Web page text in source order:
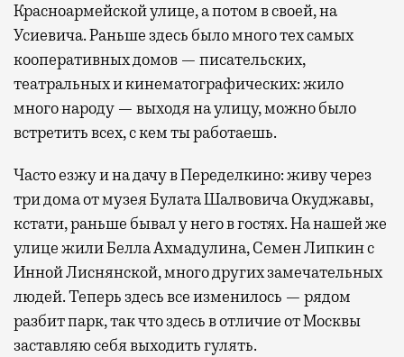
Красноармейской улице, а потом в своей, на
Усиевича. Раньше здесь было много тех самых
кооперативных домов — писательских,
театральных и кинематографических: жило
много народу — выходя на улицу, можно было
встретить всех, с кем ты работаешь.
Часто езжу и на дачу в Переделкино: живу через
три дома от музея Булата Шалвовича Окуджавы,
кстати, раньше бывал у него в гостях. На нашей же
улице жили Белла Ахмадулина, Семен Липкин с
Инной Лиснянской, много других замечательных
людей. Теперь здесь все изменилось — рядом
разбит парк, так что здесь в отличие от Москвы
заставляю себя выходить гулять.